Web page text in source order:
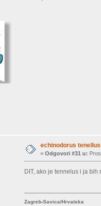
echinodorus tenellus
«Odgovori #31 u:
DIT, ako je tennelus i ja
Zagreb-Savica/Hrvatska